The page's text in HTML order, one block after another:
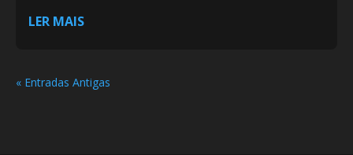
LER MAIS
« Entradas Antigas